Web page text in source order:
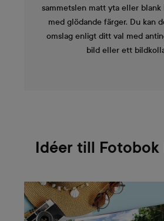
sammetslen matt yta eller blank
med glödande färger. Du kan
omslag enligt ditt val med
bild eller ett
Idéer till Fotobok